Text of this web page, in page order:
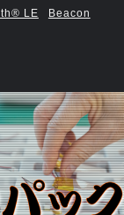
LE Beacon